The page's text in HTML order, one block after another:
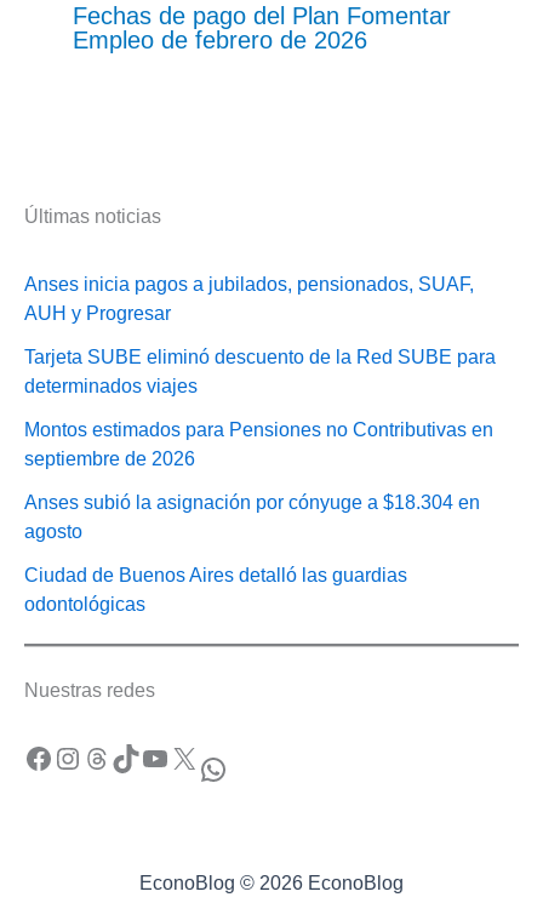
Fechas de pago del Plan Fomentar
Empleo de febrero de 2026
Últimas noticias
Anses inicia pagos a jubilados, pensionados, SUAF,
AUH y Progresar
Tarjeta SUBE eliminó descuento de la Red SUBE para
determinados viajes
Montos estimados para Pensiones no Contributivas en
septiembre de 2026
Anses subió la asignación por cónyuge a $18.304 en
agosto
Ciudad de Buenos Aires detalló las guardias
odontológicas
Nuestras redes
Facebook Instagram Threads TikTok YouTube X WhatsApp
EconoBlog © 2026 EconoBlog